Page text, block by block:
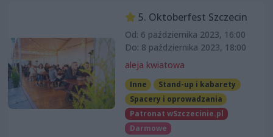
5. Oktoberfest Szczecin
Od: 6 października 2023, 16:00
Do: 8 października 2023, 18:00
aleja kwiatowa
Inne
Stand-up i kabarety
Spacery i oprowadzania
Patronat wSzczecinie.pl
Darmowe